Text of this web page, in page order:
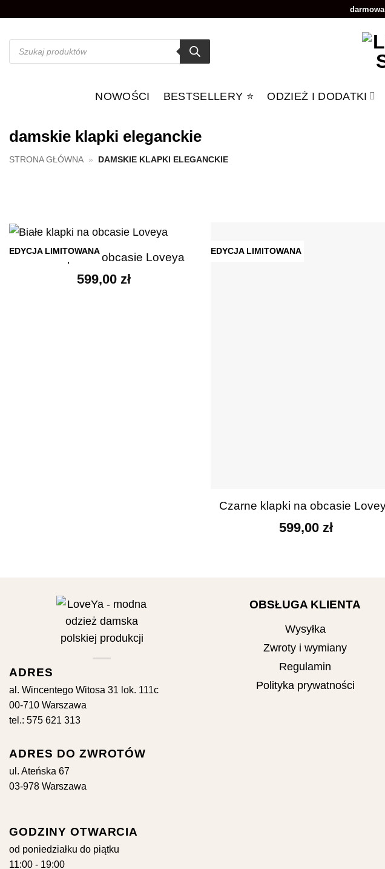
zawartości
Wyszukiwarka
produktów
NOWOŚCI BESTSELLERY ⭐️ ODZIEŻ I DODATKI
damskie klapki eleganckie
STRONA GŁÓWNA » DAMSKIE KLAPKI ELEGANCKIE
EDYCJA LIMITOWANA
Dodaj do
+
Białe klapki na obcasie Loveya
599,00zł
EDYCJA LIMITOWANA
Czarne klapki na obcasie
599,00 zł
ADRES
al. Wincentego Witosa 31 lok. 111c
00-710 Warszawa
tel.: 575 621 313
ADRES DO ZWROTÓW
ul. Ateńska 67
03-978 Warszawa
GODZINY OTWARCIA
od poniedziałku do piątku
11:00 - 19:00
OBSŁUGA KLIENTA
Wysyłka
Zwroty i wymiany
Regulamin
Polityka prywatności